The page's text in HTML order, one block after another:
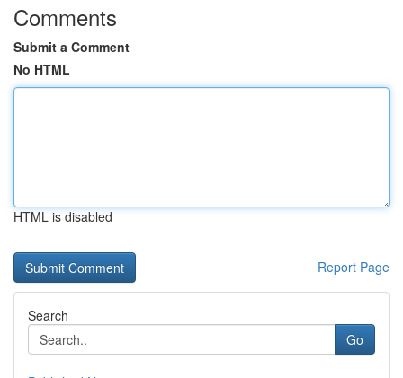
Comments
Submit a Comment
No HTML
HTML is disabled
Report Page
Search
Go